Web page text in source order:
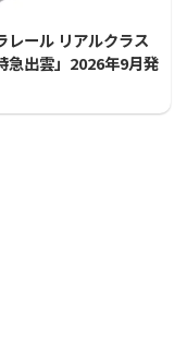
レール リアルクラス
急出雲」2026年9月発